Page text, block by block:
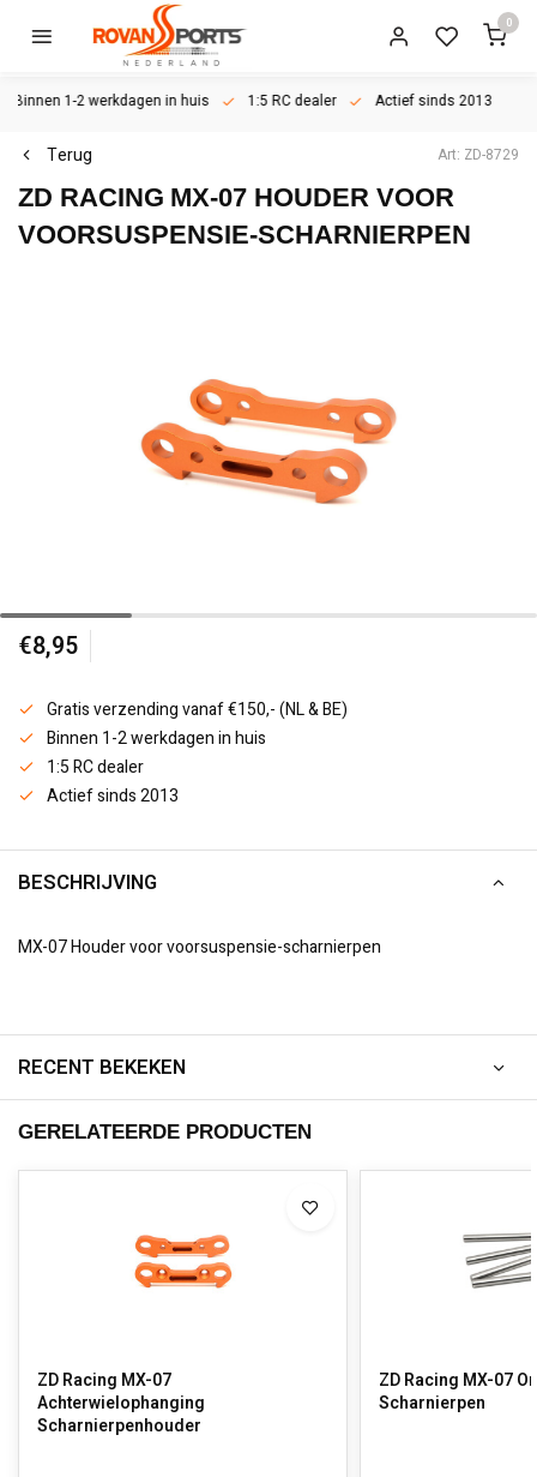
0
Binnen 1-2 werkdagen in huis 1:5 RC dealer Actief sinds 2013
Terug Art: ZD-8729
ZD RACING MX-07 HOUDER VOOR
VOORSUSPENSIE-SCHARNIERPEN
€8,95
Gratis verzending vanaf €150,- (NL & BE)
Binnen 1-2 werkdagen in huis
1:5 RC dealer
Actief sinds 2013
BESCHRIJVING
MX-07 Houder voor voorsuspensie-scharnierpen
RECENT BEKEKEN
GERELATEERDE PRODUCTEN
ZD Racing MX-07
Achterwielophanging
Scharnierpenhouder
ZD Racing MX-07
Scharnierpen